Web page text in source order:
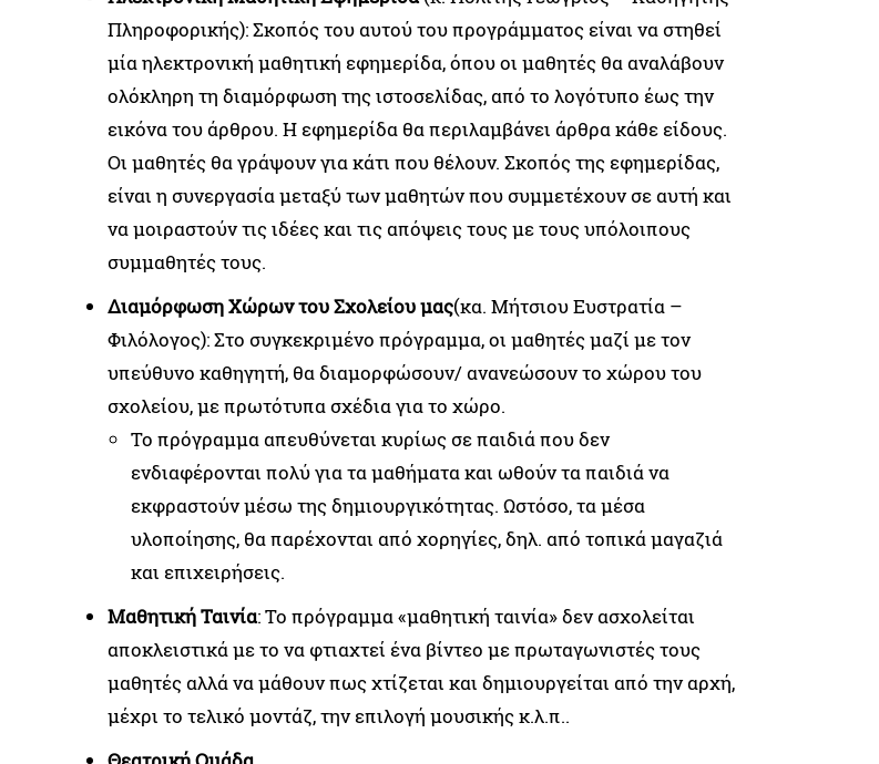
Πληροφορικής): Σκοπός του αυτού του προγράμματος είναι να στηθεί
μία ηλεκτρονική μαθητική εφημερίδα, όπου οι μαθητές θα αναλάβουν
ολόκληρη τη διαμόρφωση της ιστοσελίδας, από το λογότυπο έως την
εικόνα του άρθρου. Η εφημερίδα θα περιλαμβάνει άρθρα κάθε είδους.
Οι μαθητές θα γράψουν για κάτι που θέλουν. Σκοπός της εφημερίδας,
είναι η συνεργασία μεταξύ των μαθητών που συμμετέχουν σε αυτή και
να μοιραστούν τις ιδέες και τις απόψεις τους με τους υπόλοιπους
συμμαθητές τους.
Διαμόρφωση Χώρωντου Σχολείου μας(κα. Μήτσιου Ευστρατία –
Φιλόλογος): Στο συγκεκριμένο πρόγραμμα, οι μαθητές μαζί με τον
υπεύθυνο καθηγητή, θα διαμορφώσουν/ ανανεώσουν το χώρου του
σχολείου, με πρωτότυπα σχέδια για το χώρο.
Το πρόγραμμα απευθύνεται κυρίως σε παιδιά που δεν
ενδιαφέρονται πολύ για τα μαθήματα και ωθούν τα παιδιά να
εκφραστούν μέσω της δημιουργικότητας. Ωστόσο, τα μέσα
υλοποίησης, θα παρέχονται από χορηγίες, δηλ. από τοπικά μαγαζιά
και επιχειρήσεις.
Μαθητική Ταινία: Το πρόγραμμα «μαθητική ταινία» δεν ασχολείται
αποκλειστικά με το να φτιαχτεί ένα βίντεο με πρωταγωνιστές τους
μαθητές αλλά να μάθουν πως χτίζεται και δημιουργείται από την αρχή,
μέχρι το τελικό μοντάζ, την επιλογή μουσικής κ.λ.π..